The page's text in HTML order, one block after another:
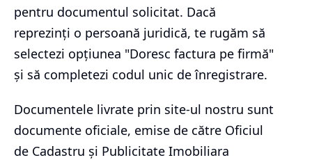
pentru documentul solicitat. Dacă
reprezinți o persoană juridică, te rugăm să
selectezi opțiunea "Doresc factura pe firmă"
și să completezi codul unic de înregistrare.
Documentele livrate prin site-ul nostru sunt
documente oficiale, emise de către Oficiul
de Cadastru și Publicitate Imobiliara